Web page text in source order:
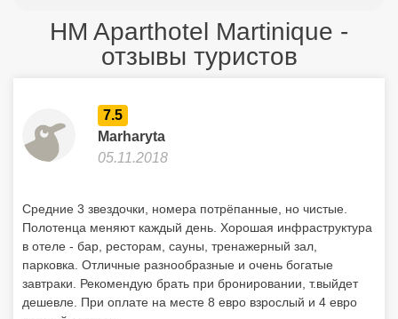
HM Aparthotel Martinique -
отзывы туристов
7.5
Marharyta
05.11.2018
Средние 3 звездочки, номера потрёпанные, но чистые.
Полотенца меняют каждый день. Хорошая инфраструктура
в отеле - бар, ресторам, сауны, тренажерный зал,
парковка. Отличные разнообразные и очень богатые
завтраки. Рекомендую брать при бронировании, т.выйдет
дешевле. При оплате на месте 8 евро взрослый и 4 евро